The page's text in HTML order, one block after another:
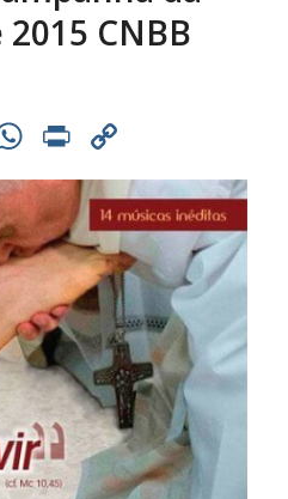
CNBB
WhatsApp
Print
Link